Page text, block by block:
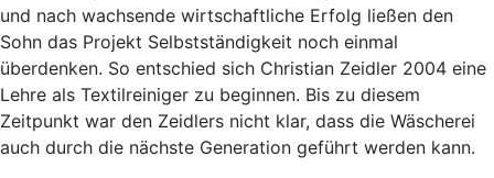
und nach wachsende wirtschaftliche Erfolg ließen den
Sohn das Projekt Selbstständigkeit noch einmal
überdenken. So entschied sich Christian Zeidler 2004 eine
Lehre als Textilreiniger zu beginnen. Bis zu diesem
Zeitpunkt war den Zeidlers nicht klar, dass die Wäscherei
auch durch die nächste Generation geführt werden kann.